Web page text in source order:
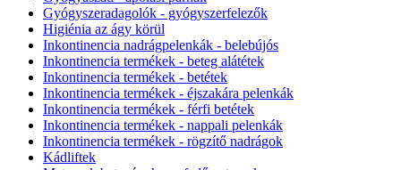
Gyógyszeradagolók - gyógyszerfelezők
Higiénia az ágy körül
Inkontinencia nadrágpelenkák - belebújós
Inkontinencia termékek - beteg alátétek
Inkontinencia termékek - betétek
Inkontinencia termékek - éjszakára pelenkák
Inkontinencia termékek - férfi betétek
Inkontinencia termékek - nappali pelenkák
Inkontinencia termékek - rögzítő nadrágok
Kádliftek